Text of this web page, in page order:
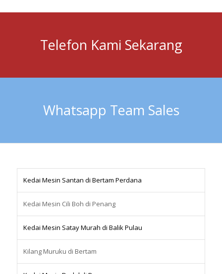
Telefon Kami Sekarang
Whatsapp Team Sales
Kedai Mesin Santan di Bertam Perdana
Kedai Mesin Cili Boh di Penang
Kedai Mesin Satay Murah di Balik Pulau
Kilang Muruku di Bertam